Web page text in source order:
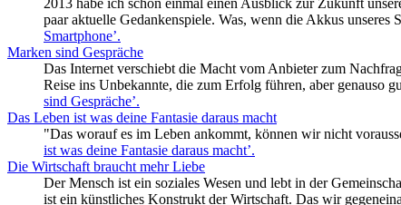
paar aktuelle Gedankenspiele. Was, wenn die Akkus
Smartphone’.
Marken sind Gespräche
Das Internet verschiebt die Macht vom Anbieter zum
Reise ins Unbekannte, die zum Erfolg führen, aber genauso
sind Gespräche’.
Das Leben ist was deine Fantasie daraus macht
"Das worauf es im Leben ankommt, können wir nicht
ist was deine Fantasie daraus macht’.
Die Wirtschaft braucht mehr Liebe
Der Mensch ist ein soziales Wesen und lebt in der
ist ein künstliches Konstrukt der Wirtschaft. Das wir